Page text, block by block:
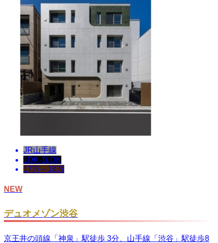
JR山手線
1DK-1LDK
17万～18万
NEW
デュオメゾン渋谷
京王井の頭線「神泉」駅徒歩 3分、山手線「渋谷」駅徒歩8